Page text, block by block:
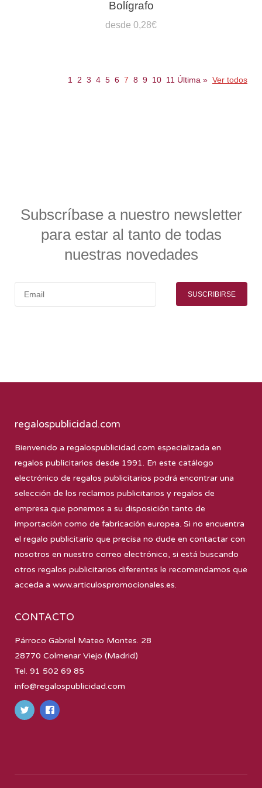
Bolígrafo
desde 0,28€
1 2 3 4 5 6 7 8 9 10 11 Última » Ver todos
Subscríbase a nuestro newsletter
para estar al tanto de todas
nuestras novedades
SUSCRIBIRSE
regalospublicidad.com
Bienvenido a regalospublicidad.com especializada en
regalos publicitarios desde 1991. En este catálogo
electrónico de regalos publicitarios podrá encontrar una
selección de los reclamos publicitarios y regalos de
empresa que ponemos a su disposición tanto de
importación como de fabricación europea. Si no encuentra
el regalo publicitario que precisa no dude en contactar con
nosotros en nuestro correo electrónico, si está buscando
otros regalos publicitarios diferentes le recomendamos que
acceda a www.articulospromocionales.es.
CONTACTO
Párroco Gabriel Mateo Montes. 28
28770 Colmenar Viejo (Madrid)
Tel. 91 502 69 85
info@regalospublicidad.com